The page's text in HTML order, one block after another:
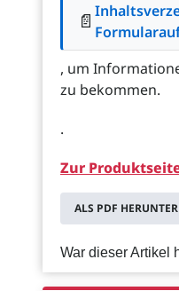
📄
, um
zu bekommen.
.
Zur
ALS PDF
War dieser Artikel